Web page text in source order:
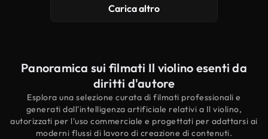
Carica altro
Panoramica sui filmati Il violino esenti da
diritti d'autore
Esplora una selezione curata di filmati professionali e
generati dall'intelligenza artificiale relativi a Il violino,
autorizzati per l'uso commerciale e progettati per adattarsi ai
moderni flussi di lavoro di creazione di contenuti.